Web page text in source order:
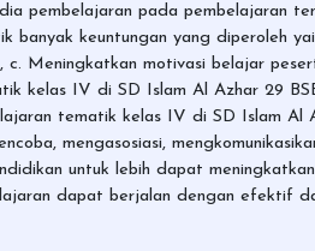
pembelajaran pada
banyak keuntungan yang diperoleh
Meningkatkan motivasi belajar
kelas IV di SD Islam Al Azhar 29
tematik kelas IV di SD Islam
mengasosiasi,
untuk lebih dapat
dapat berjalan dengan efektif